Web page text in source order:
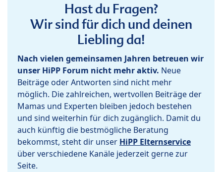
Hast du Fragen?
Wir sind für dich und deinen
Liebling da!
Nach vielen gemeinsamen Jahren betreuen wir
unser HiPP Forum nicht mehr aktiv. Neue
Beiträge oder Antworten sind nicht mehr
möglich. Die zahlreichen, wertvollen Beiträge der
Mamas und Experten bleiben jedoch bestehen
und sind weiterhin für dich zugänglich. Damit du
auch künftig die bestmögliche Beratung
bekommst, steht dir unser HiPP Elternservice
über verschiedene Kanäle jederzeit gerne zur
Seite.